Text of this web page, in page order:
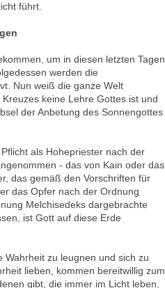
führt.
um in diesen letzten Tagen
werden die
Nun weiß die ganze Welt
keine Lehre Gottes ist und
der Anbetung des Sonnengottes
als Hohepriester nach der
- das von Kain oder das
das gemäß den Vorschriften für
das Opfer nach der Ordnung
Melchisedeks dargebrachte
ist Gott auf diese Erde
zu leugnen und sich zu
lieben, kommen bereitwillig zum
gibt, die immer im Licht leben,